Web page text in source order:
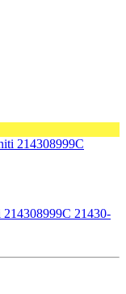
21430-